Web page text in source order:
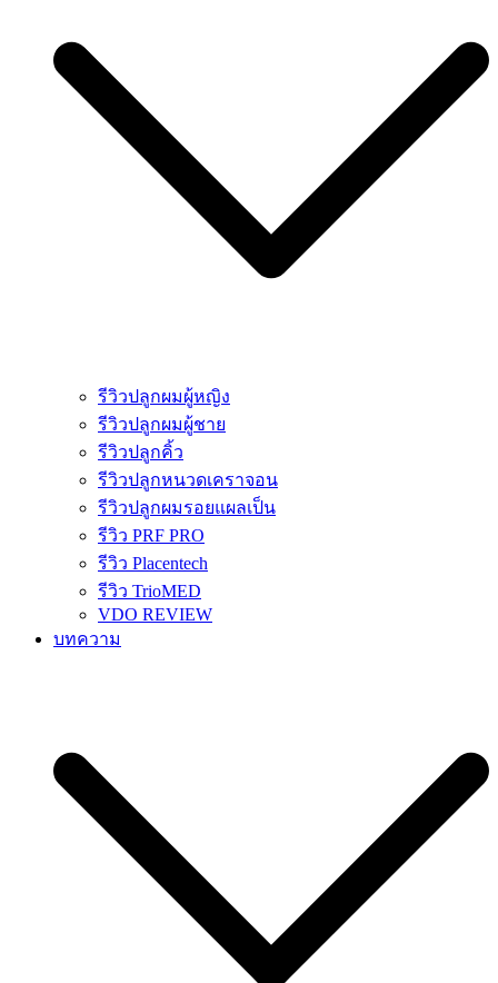
รีวิวปลูกผมผู้หญิง
รีวิวปลูกผมผู้ชาย
รีวิวปลูกคิ้ว
รีวิวปลูกหนวดเคราจอน
รีวิวปลูกผมรอยแผลเป็น
รีวิว PRF PRO
รีวิว Placentech
รีวิว TrioMED
VDO REVIEW
บทความ